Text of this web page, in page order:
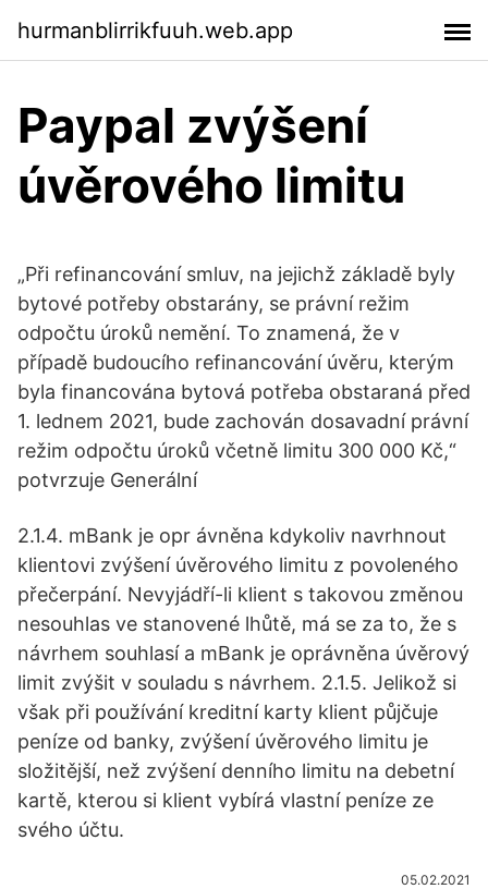
hurmanblirrikfuuh.web.app
Paypal zvýšení
úvěrového limitu
„Při refinancování smluv, na jejichž základě byly
bytové potřeby obstarány, se právní režim
odpočtu úroků nemění. To znamená, že v
případě budoucího refinancování úvěru, kterým
byla financována bytová potřeba obstaraná před
1. lednem 2021, bude zachován dosavadní právní
režim odpočtu úroků včetně limitu 300 000 Kč,“
potvrzuje Generální
2.1.4. mBank je opr ávněna kdykoliv navrhnout
klientovi zvýšení úvěrového limitu z povoleného
přečerpání. Nevyjádří-li klient s takovou změnou
nesouhlas ve stanovené lhůtě, má se za to, že s
návrhem souhlasí a mBank je oprávněna úvěrový
limit zvýšit v souladu s návrhem. 2.1.5. Jelikož si
však při používání kreditní karty klient půjčuje
peníze od banky, zvýšení úvěrového limitu je
složitější, než zvýšení denního limitu na debetní
kartě, kterou si klient vybírá vlastní peníze ze
svého účtu.
05.02.2021